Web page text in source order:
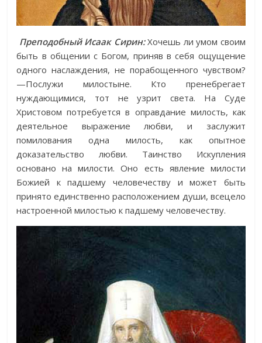
Преподобный Исаак Сирин:Хочешь ли умом своим
быть в общении с Богом, приняв в себя ощущение
одного наслаждения, не порабощенного чувством?
—Послужи милостыне. Кто пренебрегает
нуждающимися, тот не узрит света. На Суде
Христовом потребуется в оправдание милость, как
деятельное выражение любви, и заслужит
помилования одна милость, как опытное
доказательство любви. Таинство Искупления
основано на милости. Оно есть явление милости
Божией к падшему человечеству и может быть
принято единственно расположением души, всецело
настроенной милостью к падшему человечеству.